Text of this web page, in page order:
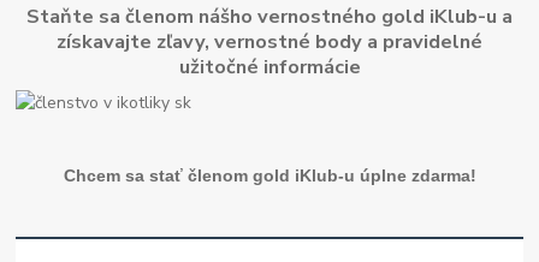
Staňte sa členom nášho vernostného gold iKlub-u a
získavajte zľavy, vernostné body a pravidelné
užitočné informácie
Chcem sa stať členom gold iKlub-u úplne zdarma!